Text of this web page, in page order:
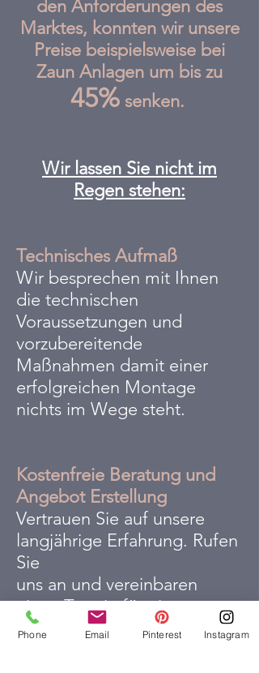
den Anforderungen des
Marktes, konnten wir unsere
Preise beispielsweise bei
Zaun Anlagen um bis zu
45%senken.
Wir lassen Sie nicht im
Regen stehen:
Technisches Aufmaß
Wir besprechen mit Ihnen
die technischen
Voraussetzungen und
vorzubereitende
Maßnahmen damit einer
erfolgreichen Montage
nichts im Wege steht.
Kostenfreie Beratung und
Angebot Erstellung
Vertrauen Sie auf unsere
langjährige Erfahrung. Rufen
Sie
uns an und vereinbaren
einen Termin für eine
kostenfreie
Phone Email Pinterest Instagram